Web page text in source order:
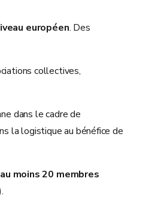
européen. Des
collectives,
dans le cadre de
la logistique au bénéfice de
au moins 20 membres